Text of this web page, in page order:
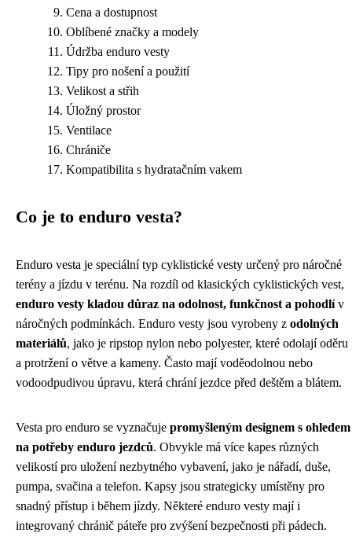
Cena a dostupnost
Oblíbené značky a modely
Údržba enduro vesty
Tipy pro nošení a použití
Velikost a střih
Úložný prostor
Ventilace
Chrániče
Kompatibilita s hydratačním vakem
Co je to enduro vesta?
Enduro vesta je speciální typ cyklistické vesty určený pro náročné
terény a jízdu v terénu. Na rozdíl od klasických cyklistických vest,
enduro vesty kladou důraz na odolnost, funkčnost a pohodlív
náročných podmínkách. Enduro vesty jsou vyrobeny z odolných
materiálů, jako je ripstop nylon nebo polyester, které odolají oděru
a protržení o větve a kameny. Často mají voděodolnou nebo
vodoodpudivou úpravu, která chrání jezdce před deštěm a blátem.
Vesta pro enduro se vyznačuje promyšleným designem s ohledem
na potřeby enduro jezdců. Obvykle má více kapes různých
velikostí pro uložení nezbytného vybavení, jako je nářadí, duše,
pumpa, svačina a telefon. Kapsy jsou strategicky umístěny pro
snadný přístup i během jízdy. Některé enduro vesty mají i
integrovaný chránič páteře pro zvýšení bezpečnosti při pádech.